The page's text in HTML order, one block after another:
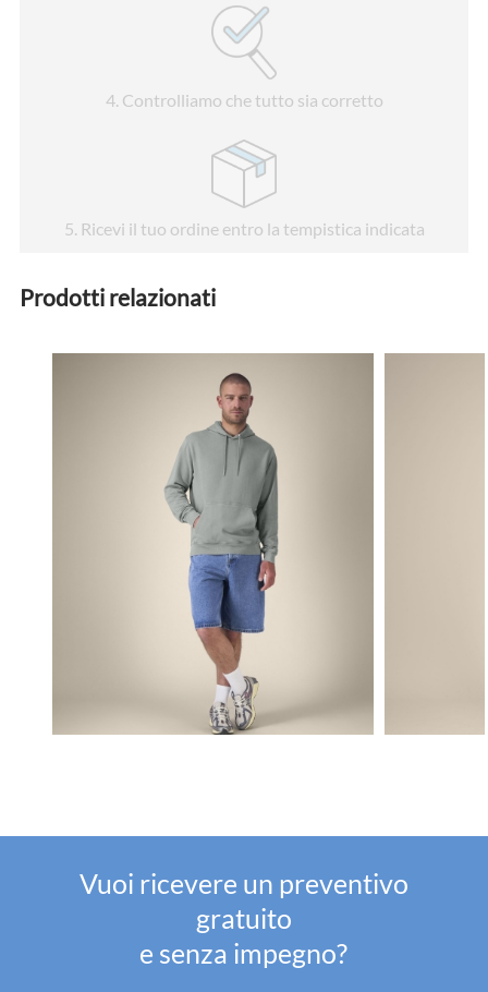
4. Controlliamo che tutto sia corretto
5. Ricevi il tuo ordine entro la tempistica indicata
Prodotti relazionati
Vuoi ricevere un preventivo
gratuito
e senza impegno?